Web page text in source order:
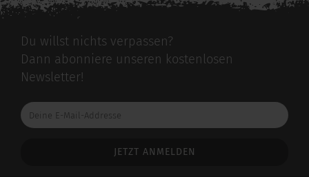
Du willst nichts verpassen?
Dann abonniere unseren kostenlosen
Newsletter!
Deine
E-